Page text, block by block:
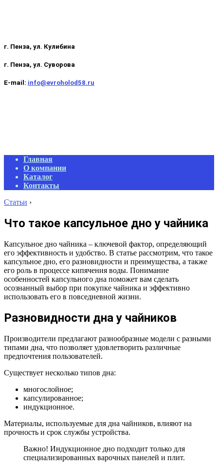
г. Пенза, ул. Кулибина
г. Пенза, ул. Суворова
E-mail: info@evroholod58.ru
Primary
Navigation
Menu
Главная
О компании
Каталог
Контакты
Статьи ›
Что такое капсульное дно у чайника
Капсульное дно чайника – ключевой фактор, определяющий
его эффективность и удобство. В статье рассмотрим, что такое
капсульное дно, его разновидности и преимущества, а также
его роль в процессе кипячения воды. Понимание
особенностей капсульного дна поможет вам сделать
осознанный выбор при покупке чайника и эффективно
использовать его в повседневной жизни.
Разновидности дна у чайников
Производители предлагают разнообразные модели с разными
типами дна, что позволяет удовлетворить различные
предпочтения пользователей.
Существует несколько типов дна:
многослойное;
капсулированное;
индукционное.
Материалы, используемые для дна чайников, влияют на
прочность и срок службы устройства.
Важно! Индукционное дно подходит только для
специализированных варочных панелей и плит.